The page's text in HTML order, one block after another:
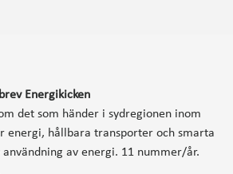
Energikicken
det som händer i sydregionen inom
energi, hållbara transporter och smarta
av energi. 11 nummer/år.